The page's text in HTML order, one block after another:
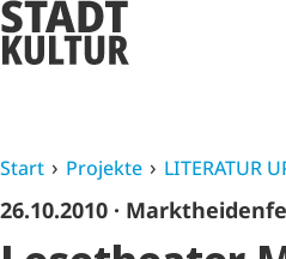
Start Projekte LITERATUR
26.10.2010 ·